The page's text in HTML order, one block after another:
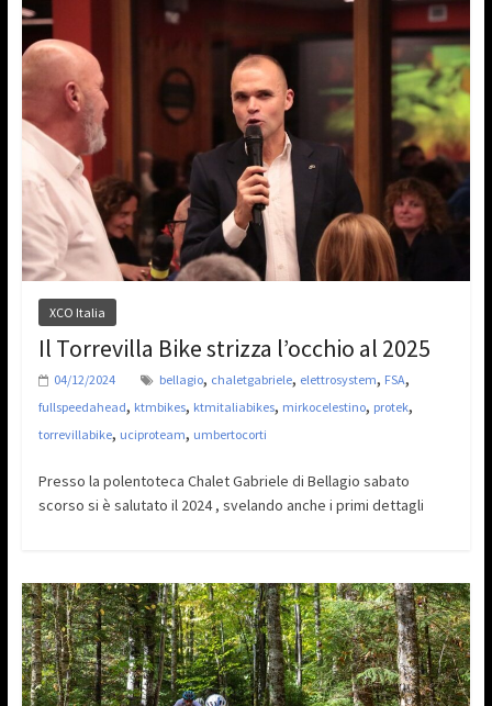
XCO Italia
Il Torrevilla Bike strizza l’occhio al 2025
04/12/2024 bellagio, chaletgabriele, elettrosystem, FSA,
fullspeedahead, ktmbikes, ktmitaliabikes, mirkocelestino, protek,
torrevillabike, uciproteam, umbertocorti
Presso la polentoteca Chalet Gabriele di Bellagio sabato
scorso si è salutato il 2024 , svelando anche i primi dettagli